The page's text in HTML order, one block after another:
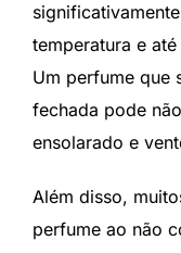
temperatura e
Um perfume que
fechada pode
ensolarado e
Além disso,
perfume ao não